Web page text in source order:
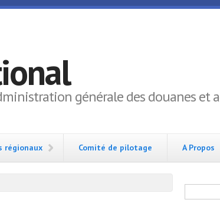
générale des douanes et
régionaux Comité de pilotage A Propos